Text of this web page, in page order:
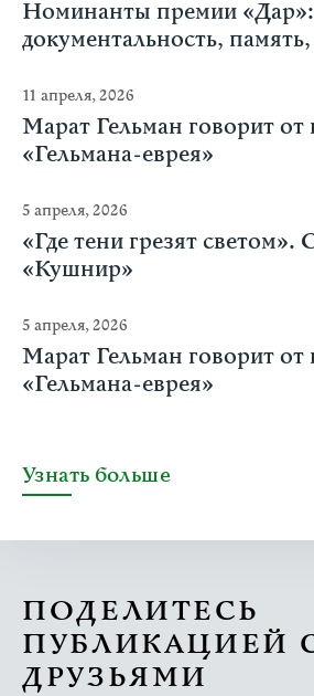
Номинанты премии «Дар»:
документальность,
11 апреля, 2026
Марат Гельман говорит от
«Гельмана-еврея»
5 апреля, 2026
«Где тени грезят
«Кушнир»
5 апреля, 2026
Марат Гельман говорит от
«Гельмана-еврея»
Узнать больше
ПОДЕЛИТЕСЬ
ПУБЛИКАЦИЕЙ
ДРУЗЬЯМИ